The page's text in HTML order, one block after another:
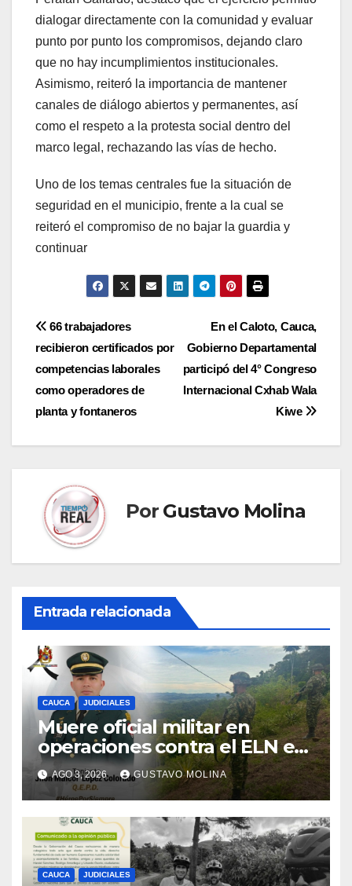
dialogar directamente con la comunidad y evaluar
punto por punto los compromisos, dejando claro
que no hay incumplimientos institucionales.
Asimismo, reiteró la importancia de mantener
canales de diálogo abiertos y permanentes, así
como el respeto a la protesta social dentro del
marco legal, rechazando las vías de hecho.
Uno de los temas centrales fue la situación de
seguridad en el municipio, frente a la cual se
reiteró el compromiso de no bajar la guardia y
continuar
Navegación
de
entradas
En el Caloto, Cauca,
Gobierno Departamental
participó del 4° Congreso
Internacional Cxhab Wala
Kiwe
66 trabajadores
recibieron certificados por
competencias laborales
como operadores de
planta y fontaneros
Por Gustavo Molina
Entrada relacionada
CAUCA JUDICIALES
Muere oficial militar en
operaciones contra el ELN en
el sur del Cauca
AGO 3, 2026 GUSTAVO MOLINA
CAUCA JUDICIALES